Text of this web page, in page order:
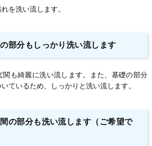
を洗い流します。
部分もしっかり洗い流します
関も綺麗に洗い流します。また、基礎の部分
ているため、しっかりと洗い流します。
の部分も洗い流します （ご希望で